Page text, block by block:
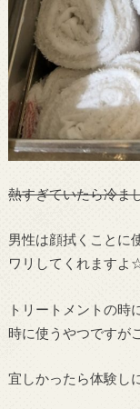
熱すぎていたら冷ま
男性は顔拭くことに
ワリしてくれますよ
トリートメントの時
時に使うやつですが
宜しかったら体験し